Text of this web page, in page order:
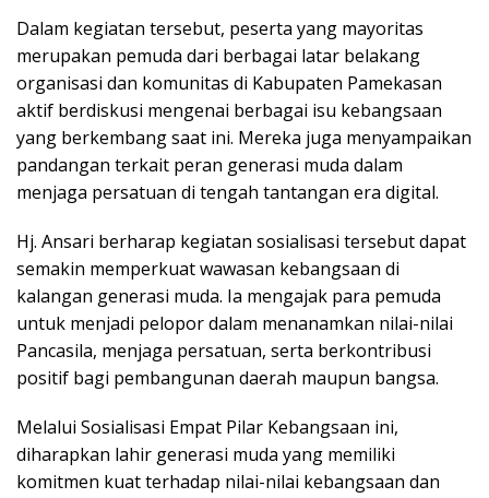
Dalam kegiatan tersebut, peserta yang mayoritas
merupakan pemuda dari berbagai latar belakang
organisasi dan komunitas di Kabupaten Pamekasan
aktif berdiskusi mengenai berbagai isu kebangsaan
yang berkembang saat ini. Mereka juga menyampaikan
pandangan terkait peran generasi muda dalam
menjaga persatuan di tengah tantangan era digital.
Hj. Ansari berharap kegiatan sosialisasi tersebut dapat
semakin memperkuat wawasan kebangsaan di
kalangan generasi muda. Ia mengajak para pemuda
untuk menjadi pelopor dalam menanamkan nilai-nilai
Pancasila, menjaga persatuan, serta berkontribusi
positif bagi pembangunan daerah maupun bangsa.
Melalui Sosialisasi Empat Pilar Kebangsaan ini,
diharapkan lahir generasi muda yang memiliki
komitmen kuat terhadap nilai-nilai kebangsaan dan